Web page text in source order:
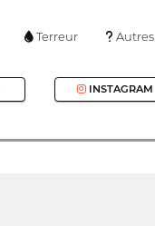
Terreur Autres
INSTAGRAM